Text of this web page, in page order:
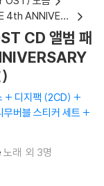
블루 아카이브 4주년 기념 OST (BLUE ARCHIVE 4th ANNIVERSARY OST)
CD 앨범 패
+ 디지팩 (2CD) +
버블 스티커 세트 +
노래 외 3명